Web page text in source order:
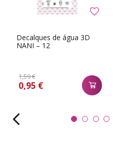
Decalques de água 3D
NANI – 12
1,59 €
0,95 €